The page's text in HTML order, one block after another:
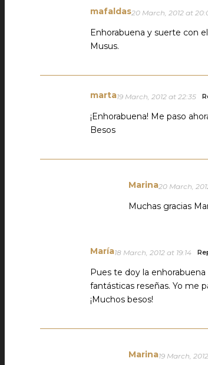
mafaldas20 March, 2012 at
Enhorabuena y suerte con
Musus.
marta19 March, 2012 at 22:35
¡Enhorabuena! Me paso
Besos
Marina20 March,
Muchas gracias
María18 March, 2012 at 19:14
Pues te doy la
fantásticas reseñas. Yo me
¡Muchos besos!
Marina19 March,